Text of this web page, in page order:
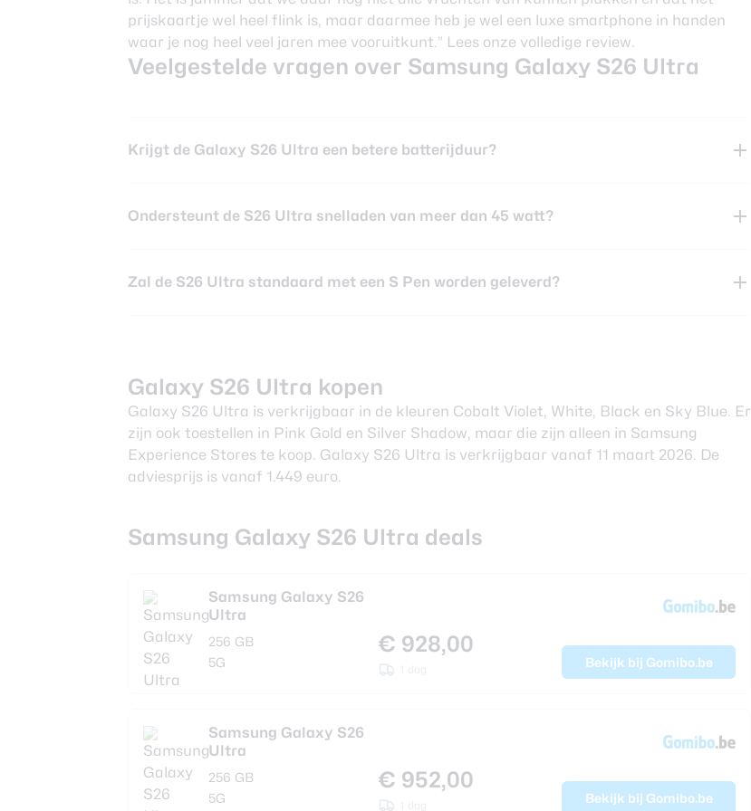
prijskaartje wel heel flink is, maar daarmee heb je wel een luxe smartphone in handen
waar je nog heel veel jaren mee vooruitkunt.” Lees onze volledige review.
Veelgestelde vragen over Samsung Galaxy S26 Ultra
Krijgt de Galaxy S26 Ultra een betere batterijduur?
Ondersteunt de S26 Ultra snelladen van meer dan 45 watt?
Zal de S26 Ultra standaard met een S Pen worden geleverd?
Galaxy S26 Ultra kopen
Galaxy S26 Ultra is verkrijgbaar in de kleuren Cobalt Violet, White, Black en Sky Blue. Er
zijn ook toestellen in Pink Gold en Silver Shadow, maar die zijn alleen in Samsung
Experience Stores te koop. Galaxy S26 Ultra is verkrijgbaar vanaf 11 maart 2026. De
adviesprijs is vanaf 1.449 euro.
Samsung Galaxy S26 Ultra deals
Samsung Galaxy S26
Ultra
256 GB
5G
€ 928,00
Bekijk bij Gomibo.be
Samsung Galaxy S26
Ultra
256 GB
5G
€ 952,00
Bekijk bij Gomibo.be